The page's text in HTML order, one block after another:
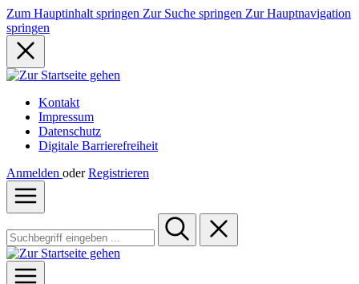
Zum Hauptinhalt springen Zur Suche springen Zur Hauptnavigation
springen
Kontakt
Impressum
Datenschutz
Digitale Barrierefreiheit
Anmelden oder Registrieren